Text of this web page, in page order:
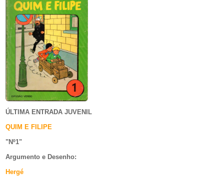
ÚLTIMA ENTRADA JUVENIL
QUIM E FILIPE
"Nº1"
Argumento e Desenho:
Hergé